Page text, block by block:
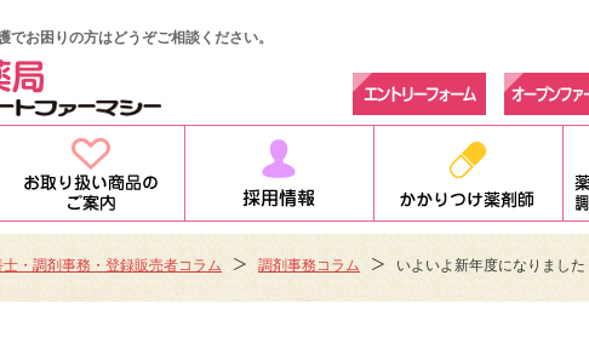
でお困りの方はどうぞご相談ください。
・調剤事務・登録販売者コラム 調剤事務コラム いよいよ新年度になりました